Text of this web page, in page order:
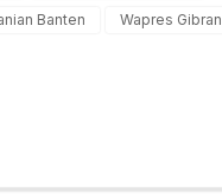
Banten Wapres Gibran